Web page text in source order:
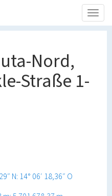
Nord,
Straße 1-
N: 14° 06′ 18,36″ O